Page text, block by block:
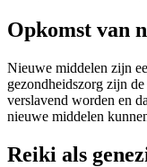
Opkomst van
Nieuwe middelen zijn
gezondheidszorg zijn
verslavend worden en
nieuwe middelen
Reiki als